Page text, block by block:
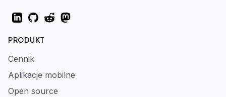
LinkedInGitHubRedditMastodon
PRODUKT
Cennik
Aplikacje mobilne
Open source